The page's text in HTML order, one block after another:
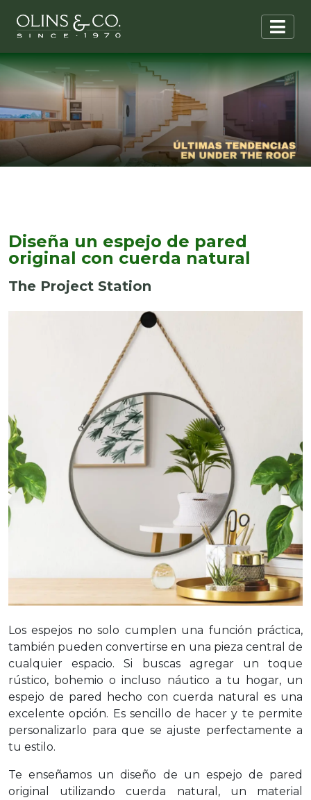
Diseña un espejo de pared
original con cuerda natural
The Project Station
Los espejos no solo cumplen una función práctica,
también pueden convertirse en una pieza central de
cualquier espacio. Si buscas agregar un toque
rústico, bohemio o incluso náutico a tu hogar, un
espejo de pared hecho con cuerda natural es una
excelente opción. Es sencillo de hacer y te permite
personalizarlo para que se ajuste perfectamente a
tu estilo.
Te enseñamos un diseño de un espejo de pared
original utilizando cuerda natural, un material